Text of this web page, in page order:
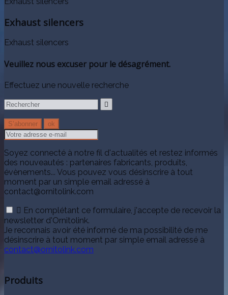
Exhaust silencers
Exhaust silencers
Veuillez nous excuser pour le désagrément.
Effectuez une nouvelle recherche

Soyez connecté à notre fil d'actualités et restez informés
des nouveautés : partenaires fabricants, produits,
évènements... Vous pouvez vous désinscrire à tout
moment par un simple email adressé à
contact@ornitolink.com
 En complétant ce formulaire, j'accepte de recevoir la
newsletter d'Ornitolink.
Je reconnais avoir été informé de ma possibilité de me
désinscrire à tout moment par simple email adressé à
contact@ornitolink.com
Produits